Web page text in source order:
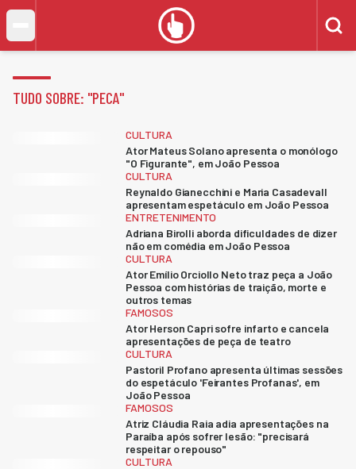
TUDO SOBRE: "PECA"
CULTURA
Ator Mateus Solano apresenta o monólogo
"O Figurante", em João Pessoa
CULTURA
Reynaldo Gianecchini e Maria Casadevall
apresentam espetáculo em João Pessoa
ENTRETENIMENTO
Adriana Birolli aborda dificuldades de dizer
não em comédia em João Pessoa
CULTURA
Ator Emílio Orciollo Neto traz peça a João
Pessoa com histórias de traição, morte e
outros temas
FAMOSOS
Ator Herson Capri sofre infarto e cancela
apresentações de peça de teatro
CULTURA
Pastoril Profano apresenta últimas sessões
do espetáculo 'Feirantes Profanas', em
João Pessoa
FAMOSOS
Atriz Cláudia Raia adia apresentações na
Paraíba após sofrer lesão: "precisará
respeitar o repouso"
CULTURA